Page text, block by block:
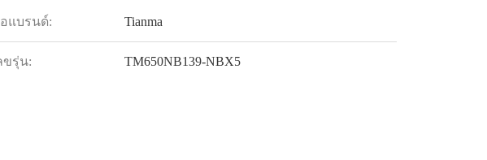
แบรนด์: Tianma
ขรุ่น: TM650NB139-NBX5